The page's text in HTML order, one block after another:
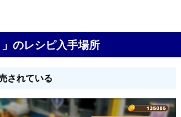
」のレシピ入手場所
されている